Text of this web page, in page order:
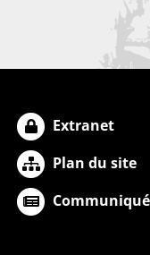
Extranet
Plan du site